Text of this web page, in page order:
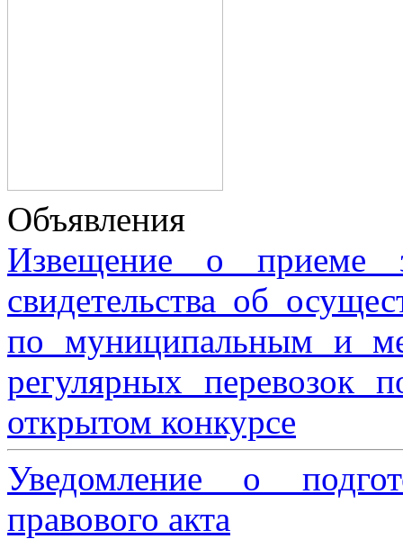
Объявления
Извещение о приеме
свидетельства об
по муниципальным и
регулярных перевозок
открытом конкурсе
Уведомление о
правового акта